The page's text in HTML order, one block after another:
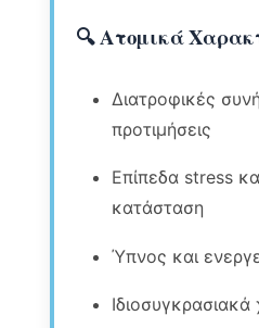
🔍 Ατομικά
Διατροφικές
προτιμήσεις
Επίπεδα stress
κατάσταση
Ύπνος και
Ιδιοσυγκρασιακά